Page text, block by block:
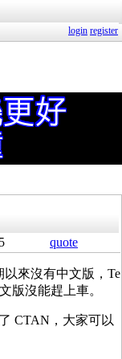
login register
quote
以來沒有中文版，Te
版沒能趕上車。
CTAN，大家可以